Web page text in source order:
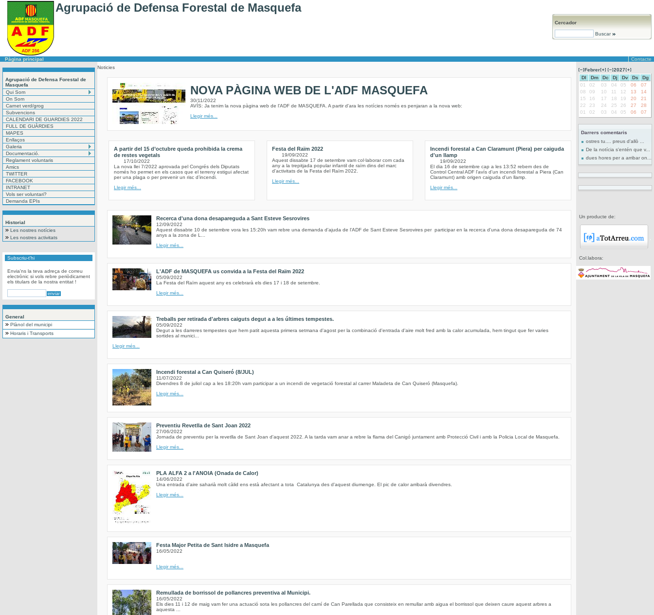
Agrupació de Defensa Forestal de Masquefa
Cercador
Buscar
Pàgina principal Contacte
Agrupació de Defensa Forestal de
Masquefa
Qui Som
On Som
Carnet verd/grog
Subvencions
CALENDARI DE GUARDIES 2022
FULL DE GUÀRDIES
MAPES
Enllaços
Galeria
Documentació.
Reglament voluntaris
Amics
TWITTER
FACEBOOK
INTRANET
Vols ser voluntari?
Demanda EPIs
Historial
Les nostres notícies
Les nostres activitats
Subscriu-t'hi
Envia'ns la teva adreça de correu
electrònic si vols rebre periòdicament
els titulars de la nostra entitat !
General
Plànol del municipi
Horaris i Transports
Noticies
NOVA PÀGINA WEB DE L'ADF MASQUEFA
30/11/2022
AVÍS: Ja tenim la nova pàgina web de l'ADF de MASQUEFA. A partir d'ara les notícies només es penjaran a la nova web:
Llegir més...
A partir del 15 d’octubre queda prohibida la crema
de restes vegetals
17/10/2022
La nova llei 7/2022 aprovada pel Congrés dels Diputats
només ho permet en els casos que el terreny estigui afectat
per una plaga o per prevenir un risc d’incendi.
Llegir més...
Festa del Raïm 2022
19/09/2022
Aquest dissabte 17 de setembre vam col·laborar com cada
any a la trepitjada popular infantil de raïm dins del marc
d'activitats de la Festa del Raïm 2022.
Llegir més...
Incendi forestal a Can Claramunt (Piera) per caiguda
d'un llamp
19/09/2022
El dia 16 de setembre cap a les 13:52 rebem des de
Control Central ADF l'avís d'un incendi forestal a Piera (Can
Claramunt) amb origen caiguda d'un llamp.
Llegir més...
Recerca d'una dona desapareguda a Sant Esteve Sesrovires
12/09/2022
Aquest dissabte 10 de setembre vora les 15:20h vam rebre una demanda d'ajuda de l'ADF de Sant Esteve Sesrovires per participar en la recerca d'una dona desapareguda de 74
anys a la zona de L...
Llegir més...
L'ADF de MASQUEFA us convida a la Festa del Raïm 2022
05/09/2022
La Festa del Raïm aquest any es celebrarà els dies 17 i 18 de setembre.
Llegir més...
Treballs per retirada d'arbres caiguts degut a a les últimes tempestes.
05/09/2022
Degut a les darreres tempestes que hem patit aquesta primera setmana d'agost per la combinació d'entrada d'aire molt fred amb la calor acumulada, hem tingut que fer varies
sortides al munici...
Llegir més...
Incendi forestal a Can Quiseró (8/JUL)
11/07/2022
Divendres 8 de juliol cap a les 18:20h vam participar a un incendi de vegetació forestal al carrer Maladeta de Can Quiseró (Masquefa).
Llegir més...
Preventiu Revetlla de Sant Joan 2022
27/06/2022
Jornada de preventiu per la revetlla de Sant Joan d'aquest 2022. A la tarda vam anar a rebre la flama del Canigó juntament amb Protecció Civil i amb la Policia Local de Masquefa.
Llegir més...
PLA ALFA 2 a l'ANOIA (Onada de Calor)
14/06/2022
Una entrada d'aire saharià molt càlid ens està afectant a tota Catalunya des d'aquest diumenge. El pic de calor arribarà divendres.
Llegir més...
Festa Major Petita de Sant Isidre a Masquefa
16/05/2022
Llegir més...
Remullada de borrissol de pollancres preventiva al Municipi.
16/05/2022
Els dies 11 i 12 de maig vam fer una actuació sota les pollancres del camí de Can Parellada que consisteix en remullar amb aigua el borrissol que deixen caure aquest arbres a
aquesta ...
Febrer
2027
Dl
Dm Dc Dj Dv Ds
Dg
01
02 03 04 05 06
07
08
09 10 11 12 13
14
15
16 17 18 19 20
21
22
23 24 25 26 27
28
01
02 03 04 05 06 07
Darrers comentaris
ostres tu.... preus d'allò ...
De la notícia s'entén que v...
dues hores per a arribar on...
Un producte de:
Col.labora: